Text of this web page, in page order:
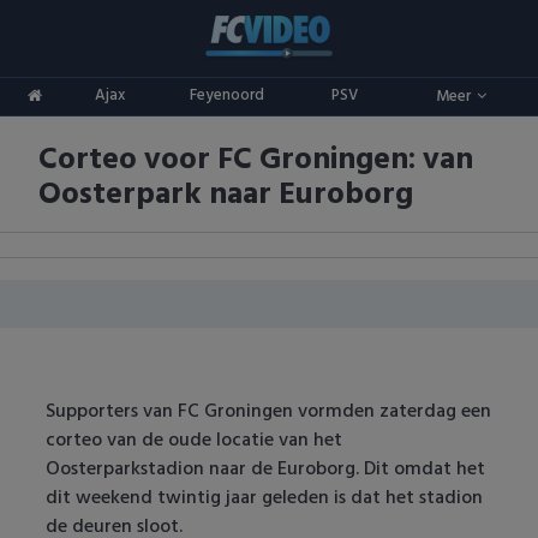
Ajax Feyenoord PSV Meer
ADO Den Haag
Ajax
FC Utrecht
Feyenoord
Competities
Eredivisie
Keuken Kampioen Divisie
Champions League
Europa League
Oranje
Corteo voor FC Groningen: van
Oosterpark naar Euroborg
Supporters van FC Groningen vormden zaterdag een
corteo van de oude locatie van het
Oosterparkstadion naar de Euroborg. Dit omdat het
dit weekend twintig jaar geleden is dat het stadion
de deuren sloot.